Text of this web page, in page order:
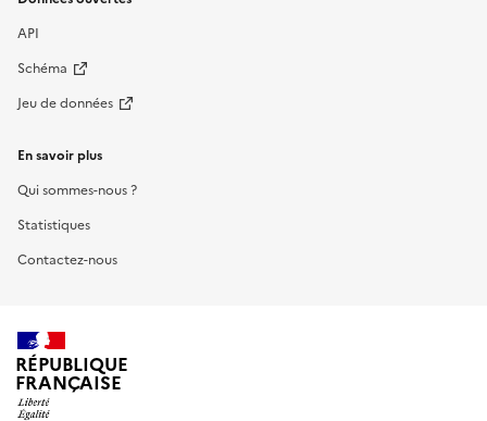
API
Schéma
Jeu de données
En savoir plus
Qui sommes-nous ?
Statistiques
Contactez-nous
RÉPUBLIQUE
FRANÇAISE